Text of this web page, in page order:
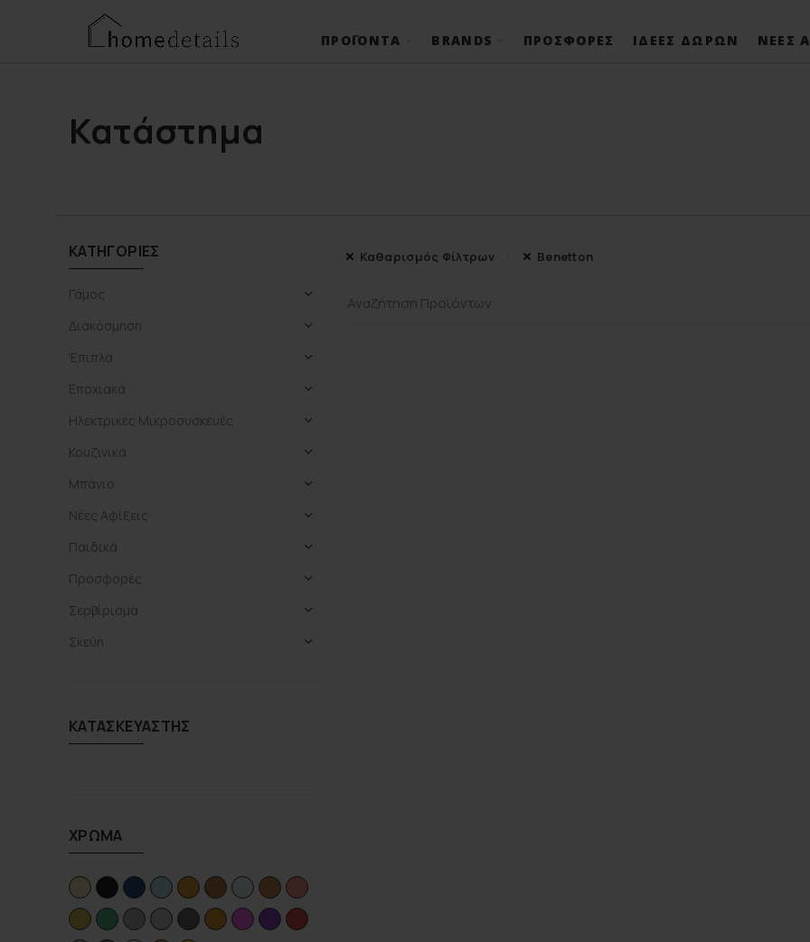
ΠΡΟΪΌΝΤΑ BRANDS ΠΡΟΣΦΟΡΈΣ ΙΔΈΕΣ ΔΏΡΩΝ ΝΈΕΣ
Κατάστημα
ΚΑΤΗΓΟΡΊΕΣ
Γάμος
Διακόσμηση
Έπιπλα
Εποχιακά
Ηλεκτρικές Μικροσυσκευές
Κουζινικά
Μπάνιο
Νέες Αφίξεις
Παιδικά
Προσφορές
Σερβίρισμα
Σκεύη
ΚΑΤΑΣΚΕΥΑΣΤΉΣ
ΧΡΏΜΑ
Καθαρισμός Φίλτρων Benetton